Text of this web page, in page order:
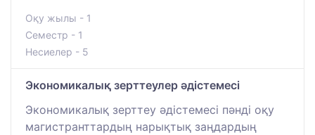
Оқу жылы - 1
Семестр - 1
Несиелер - 5
Экономикалық зерттеулер әдістемесі
Экономикалық зерттеу әдістемесі пәнді оқу
магистранттардың нарықтық заңдардың